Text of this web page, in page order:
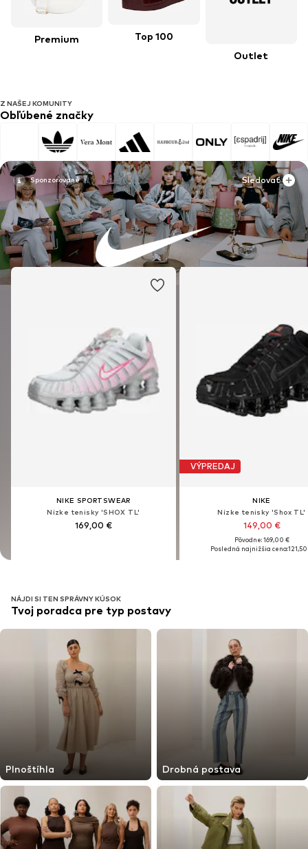
Z NAŠEJ KOMUNITY
Obľúbené značky
Sledovať
NIKE SPORTSWEAR
Nízke tenisky 'SHOX TL'
169,00 €
VÝPREDAJ
NIKE
Nízke tenisky 'Shox TL'
149,00 €
Pôvodne: 169,00 €
Posledná najnižšia cena:
Sledovať
NIKE SPORTSWEAR
Nízke tenisky 'SHOX TL'
169,00 €
VÝPREDAJ
NIKE
Nízke tenisky 'Shox TL'
149,00 €
Pôvodne: 169,00 €
Posledná najnižšia cena:
NÁJDI SI TEN SPRÁVNY KÚSOK
Tvoj poradca pre typ postavy
Plnoštíhla Drobná postava
Premium
Top 100
Outlet